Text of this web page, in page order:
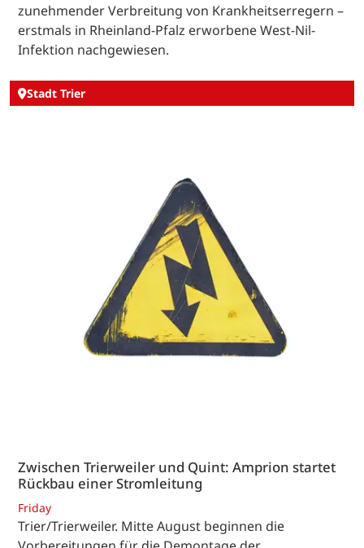
zunehmender Verbreitung von Krankheitserregern –
erstmals in Rheinland-Pfalz erworbene West-Nil-
Infektion nachgewiesen.
Stadt Trier
Zwischen Trierweiler und Quint: Amprion startet
Rückbau einer Stromleitung
Friday
Trier/Trierweiler. Mitte August beginnen die